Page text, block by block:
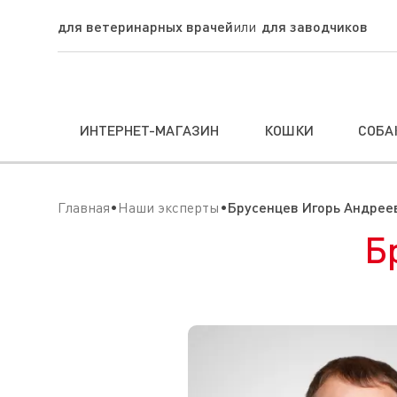
для ветеринарных врачей для заводчиков
ИНТЕРНЕТ-МАГАЗИН КОШКИ
Главная Наши эксперты Брусенцев Игорь